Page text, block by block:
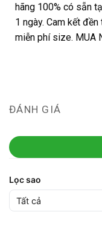
hãng 100% có sẵn
1 ngày. Cam kết
miễn phí size. MUA
ĐÁNH GIÁ
Lọc sao